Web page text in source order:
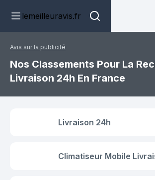
lemeilleuravis.fr
Avis sur la publicité
Nos Classements Pour La
Livraison 24h En France
Livraison 24h
Climatiseur Mobile